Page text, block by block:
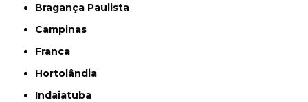
Bragança Paulista
Campinas
Franca
Hortolândia
Indaiatuba